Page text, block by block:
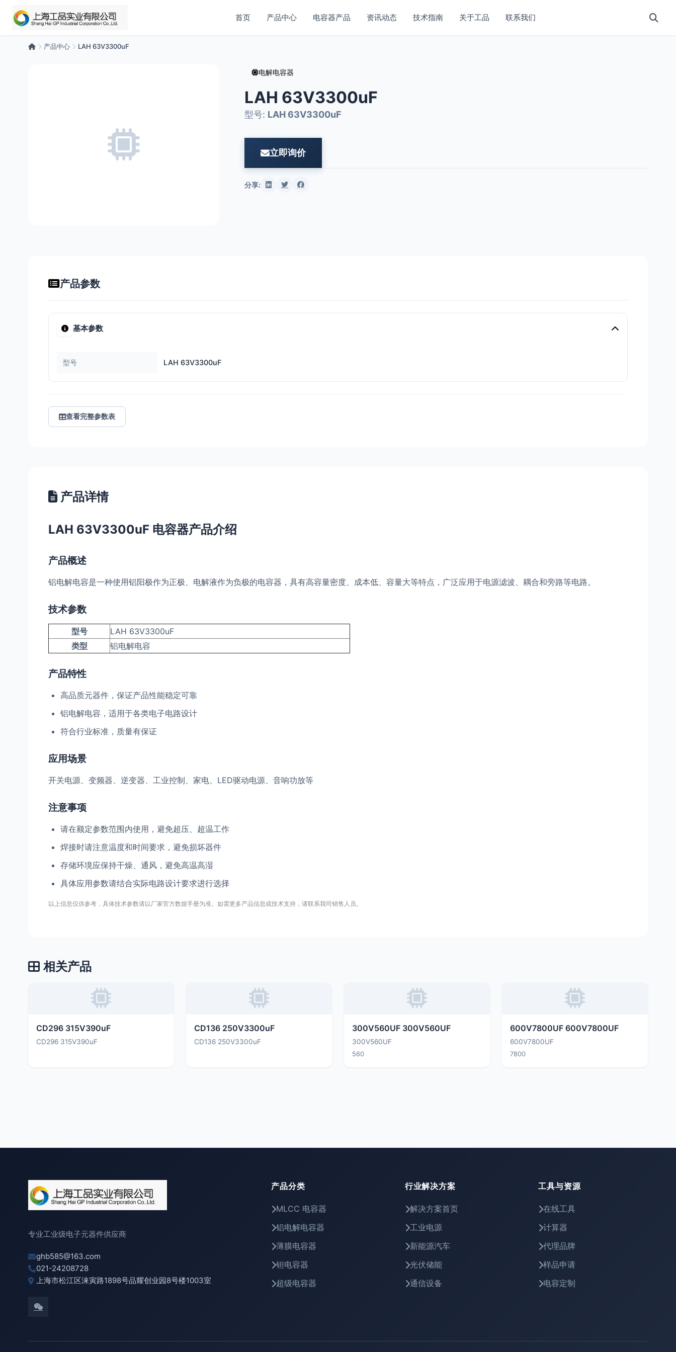
首页 产品中心 电容器产品 资讯动态 技术指南 关于工品 联系我们
产品中心 LAH 63V3300uF
电解电容器
LAH 63V3300uF
型号: LAH 63V3300uF
立即询价
分享:
产品参数
基本参数
型号 LAH 63V3300uF
查看完整参数表
产品详情
LAH 63V3300uF 电容器产品介绍
产品概述
铝电解电容是一种使用铝阳极作为正极、电解液作为负极的电容器，具有高容量密度、成本低、容量大等特点，广泛应用于电源滤波、耦合和旁路等电路。
技术参数
型号
LAH 63V3300uF
类型
铝电解电容
产品特性
高品质元器件，保证产品性能稳定可靠
铝电解电容，适用于各类电子电路设计
符合行业标准，质量有保证
应用场景
开关电源、变频器、逆变器、工业控制、家电、LED驱动电源、音响功放等
注意事项
请在额定参数范围内使用，避免超压、超温工作
焊接时请注意温度和时间要求，避免损坏器件
存储环境应保持干燥、通风，避免高温高湿
具体应用参数请结合实际电路设计要求进行选择
以上信息仅供参考，具体技术参数请以厂家官方数据手册为准。如需更多产品信息或技术支持，请联系我司销售人员。
相关产品
CD296 315V390uF
CD296 315V390uF
CD136 250V3300uF
CD136 250V3300uF
300V560UF 300V560UF
300V560UF
560
600V7800UF 600V7800UF
600V7800UF
7800
专业工业级电子元器件供应商
ghb585@163.com
021-24208728
上海市松江区涞寅路1898号品耀创业园8号楼1003室
产品分类
MLCC 电容器
铝电解电容器
薄膜电容器
钽电容器
超级电容器
行业解决方案
解决方案首页
工业电源
新能源汽车
光伏储能
通信设备
工具与资源
在线工具
计算器
代理品牌
样品申请
电容定制